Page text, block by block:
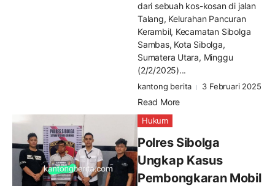
dari sebuah kos-kosan di jalan
Talang, Kelurahan Pancuran
Kerambil, Kecamatan Sibolga
Sambas, Kota Sibolga,
Sumatera Utara, Minggu
(2/2/2025)...
kantong berita 3 Februari 2025
Read More
Hukum
Polres Sibolga
Ungkap Kasus
Pembongkaran Mobil